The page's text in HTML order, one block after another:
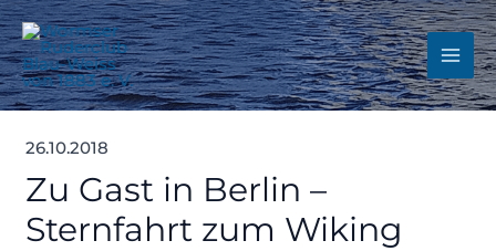
Zum
Inhalt
springen
26.10.2018
Zu Gast in Berlin –
Sternfahrt zum Wiking